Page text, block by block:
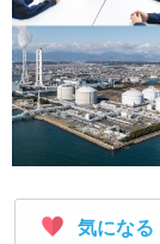
気になる